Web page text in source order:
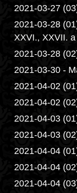
2021-03-27
2021-03-28
XXVI., XXVII.
2021-03-28
2021-03-30 -
2021-04-02
2021-04-02
2021-04-03
2021-04-03
2021-04-04
2021-04-04
2021-04-04